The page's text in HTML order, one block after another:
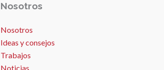
Nosotros
Nosotros
Ideas y consejos
Trabajos
Noticias